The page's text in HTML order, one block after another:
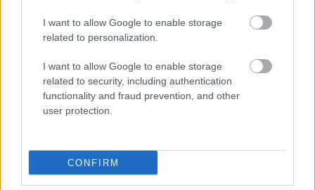
I want to allow Google to enable storage
related to personalization.
I want to allow Google to enable storage
related to security, including authentication
functionality and fraud prevention, and other
user protection.
CONFIRM